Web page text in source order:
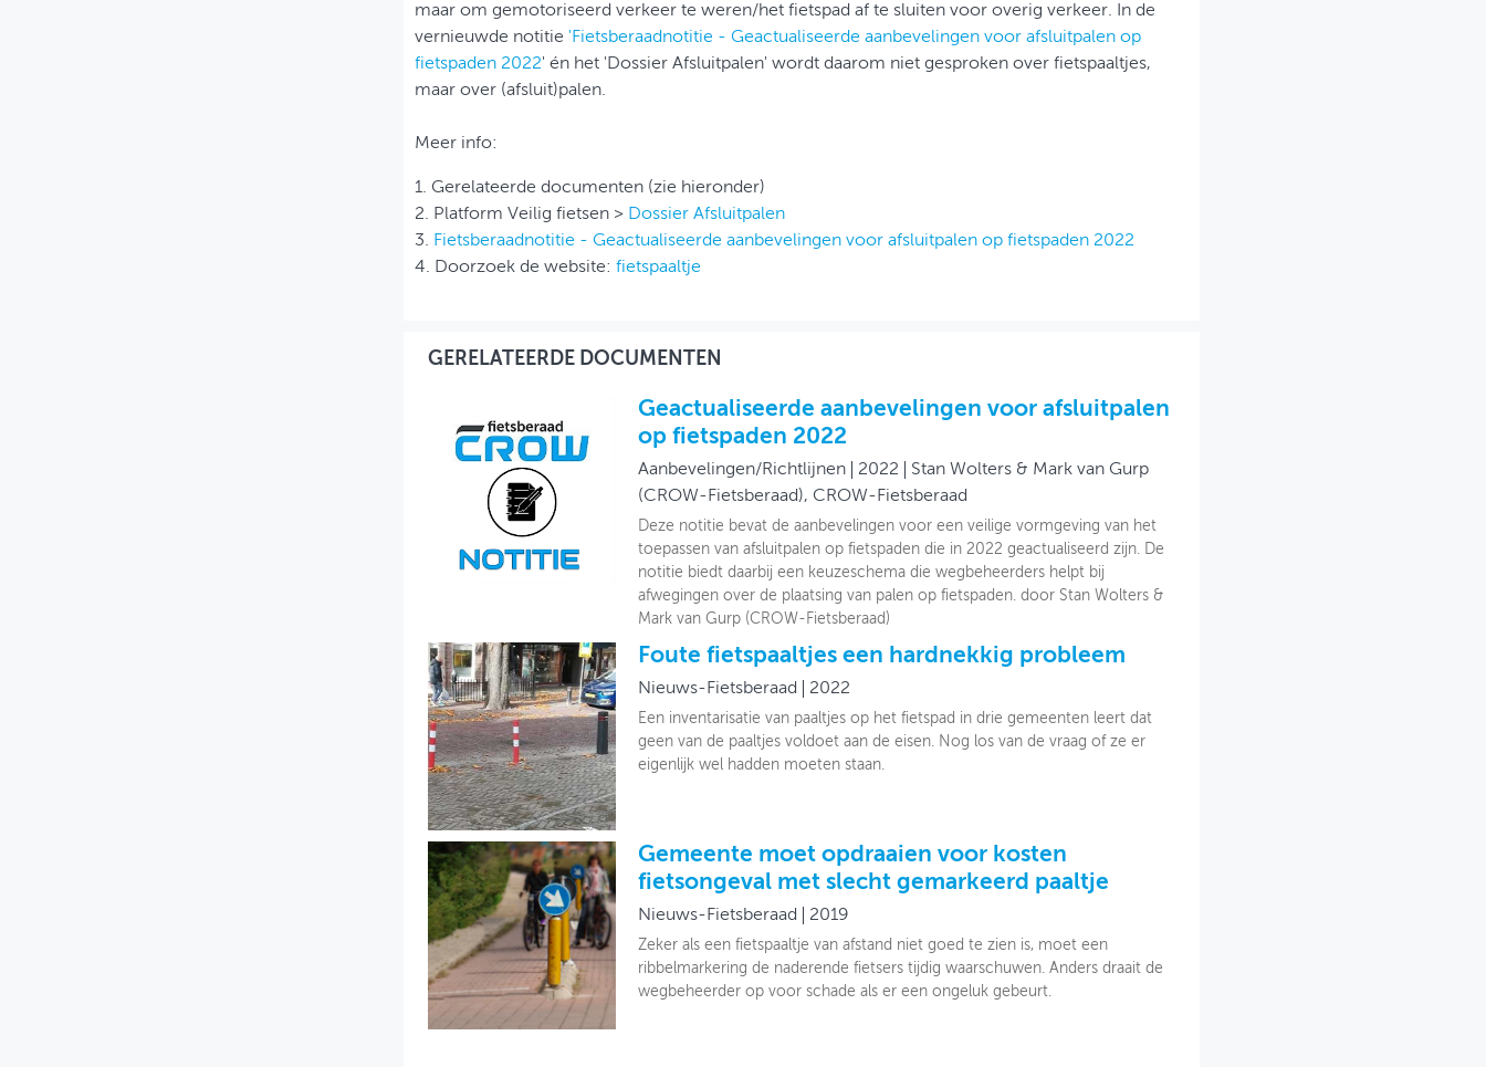
maar om gemotoriseerd verkeer te weren/het fietspad af te sluiten voor overig verkeer. In de
vernieuwde notitie 'Fietsberaadnotitie - Geactualiseerde aanbevelingen voor afsluitpalen op
fietspaden 2022' én het 'Dossier Afsluitpalen' wordt daarom niet gesproken over fietspaaltjes,
maar over (afsluit)palen.
Meer info:
1. Gerelateerde documenten (zie hieronder)
2. Platform Veilig fietsen > Dossier Afsluitpalen
3. Fietsberaadnotitie - Geactualiseerde aanbevelingen voor afsluitpalen op fietspaden 2022
4. Doorzoek de website: fietspaaltje
GERELATEERDE DOCUMENTEN
Geactualiseerde aanbevelingen voor afsluitpalen
op fietspaden 2022
Aanbevelingen/Richtlijnen 2022
Stan Wolters & Mark van Gurp
(CROW-Fietsberaad), CROW-Fietsberaad
Deze notitie bevat de aanbevelingen voor een veilige vormgeving van het
toepassen van afsluitpalen op fietspaden die in 2022 geactualiseerd zijn. De
notitie biedt daarbij een keuzeschema die wegbeheerders helpt bij
afwegingen over de plaatsing van palen op fietspaden. door Stan Wolters &
Mark van Gurp (CROW-Fietsberaad)
Foute fietspaaltjes een hardnekkig probleem
Nieuws-Fietsberaad 2022
Een inventarisatie van paaltjes op het fietspad in drie gemeenten leert dat
geen van de paaltjes voldoet aan de eisen. Nog los van de vraag of ze er
eigenlijk wel hadden moeten staan.
Gemeente moet opdraaien voor kosten
fietsongeval met slecht gemarkeerd paaltje
Nieuws-Fietsberaad 2019
Zeker als een fietspaaltje van afstand niet goed te zien is, moet een
ribbelmarkering de naderende fietsers tijdig waarschuwen. Anders draait de
wegbeheerder op voor schade als er een ongeluk gebeurt.